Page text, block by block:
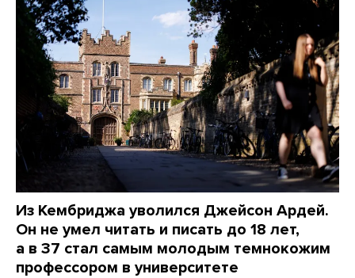
Из Кембриджа уволился Джейсон Ардей.
Он не умел читать и писать до 18 лет,
а в 37 стал самым молодым темнокожим
профессором в университете